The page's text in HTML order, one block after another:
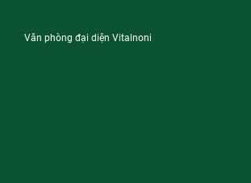
Văn phòng đại diện Vitalnoni